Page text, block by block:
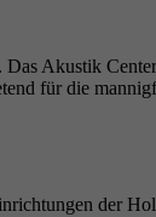
Akustik
für die
der